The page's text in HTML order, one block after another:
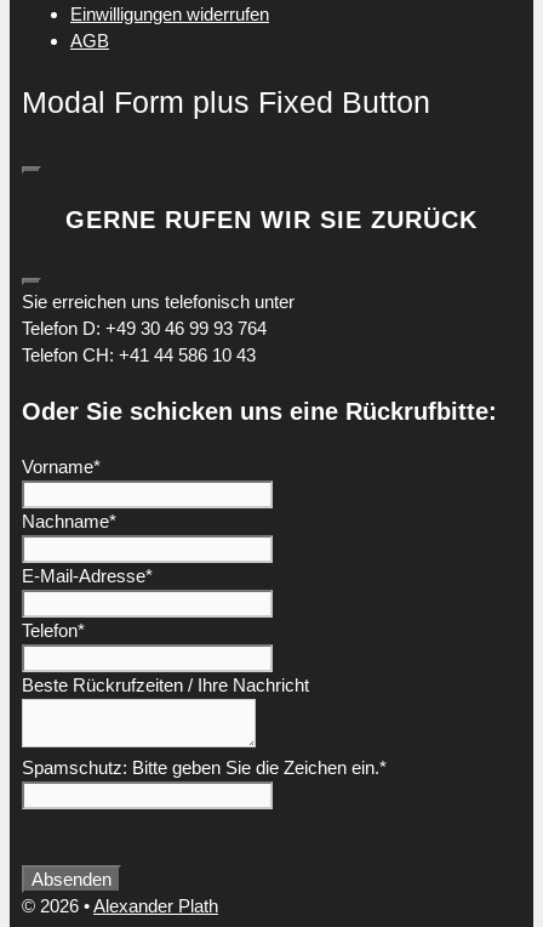
Einwilligungen widerrufen
AGB
Modal Form plus Fixed Button
GERNE RUFEN WIR SIE ZURÜCK
Sie erreichen uns telefonisch unter
Telefon D: +49 30 46 99 93 764
Telefon CH: +41 44 586 10 43
Oder Sie schicken uns eine Rückrufbitte:
Vorname*
Nachname*
Email
E-Mail-Adresse*
Telefon*
Beste Rückrufzeiten / Ihre Nachricht
Spamschutz: Bitte geben Sie die Zeichen ein.*
Absenden
© 2026 •Alexander Plath